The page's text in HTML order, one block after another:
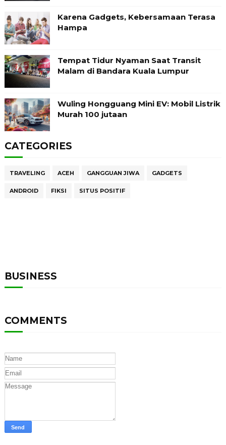
Karena Gadgets, Kebersamaan Terasa
Hampa
Tempat Tidur Nyaman Saat Transit
Malam di Bandara Kuala Lumpur
Wuling Hongguang Mini EV: Mobil Listrik
Murah 100 jutaan
CATEGORIES
TRAVELING ACEH GANGGUAN JIWA GADGETS
ANDROID FIKSI SITUS POSITIF
BUSINESS
COMMENTS